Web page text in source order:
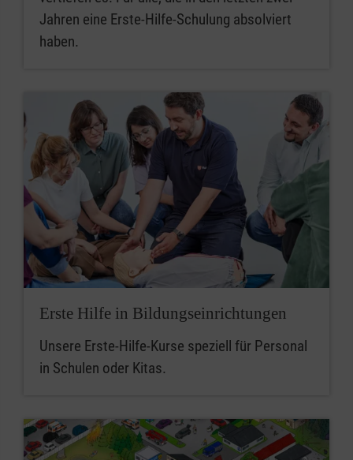
Jahren eine Erste-Hilfe-Schulung absolviert
haben.
Erste Hilfe in Bildungseinrichtungen
Unsere Erste-Hilfe-Kurse speziell für Personal
in Schulen oder Kitas.